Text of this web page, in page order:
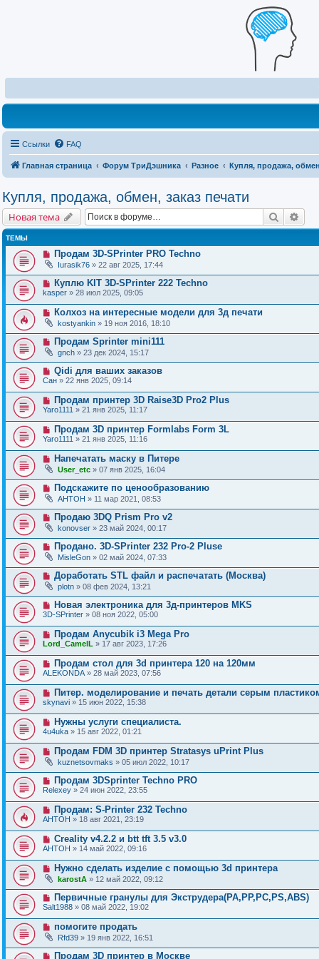
Ссылки FAQ
Главная страница Форум ТриДэшника Разное Купля, продажа,
Купля, продажа, обмен, заказ печати
Новая тема Поиск
ТЕМЫ
Продам 3D-SPrinter PRO Techno
Iurasik76 » 22 авг 2025, 17:44
Куплю KIT 3D-SPrinter 222 Techno
kasper » 28 июл 2025, 09:05
Колхоз на интересные модели для 3д печати
kostyankin » 19 ноя 2016, 18:10
Продам Sprinter mini111
gnch » 23 дек 2024, 15:17
Qidi для ваших заказов
Сан » 22 янв 2025, 09:14
Продам принтер 3D Raise3D Pro2 Plus
Yaro1111 » 21 янв 2025, 11:17
Продам 3D принтер Formlabs Form 3L
Yaro1111 » 21 янв 2025, 11:16
Напечатать маску в Питере
User_etc » 07 янв 2025, 16:04
Подскажите по ценообразованию
AHTOH » 11 мар 2021, 08:53
Продаю 3DQ Prism Pro v2
konovser » 23 май 2024, 00:17
Продано. 3D-SPrinter 232 Pro-2 Pluse
MisleGon » 02 май 2024, 07:33
Доработать STL файл и распечатать (Москва)
plotn » 08 фев 2024, 13:21
Новая электроника для 3д-принтеров MKS
3D-SPrinter » 08 ноя 2022, 05:00
Продам Anycubik i3 Mega Pro
Lord_CamelL » 17 авг 2023, 17:26
Продам стол для 3d принтера 120 на 120мм
ALEKONDA » 28 май 2023, 07:56
Питер. моделирование и печать детали серым
skynavi » 15 июн 2022, 15:38
Нужны услуги специалиста.
4u4uka » 15 авг 2022, 01:21
Продам FDM 3D принтер Stratasys uPrint Plus
kuznetsovmaks » 05 июл 2022, 10:17
Продам 3DSprinter Techno PRO
Relexey » 24 июн 2022, 23:55
Продам: S-Printer 232 Techno
AHTOH » 18 авг 2021, 23:19
Creality v4.2.2 и btt tft 3.5 v3.0
AHTOH » 14 май 2022, 09:16
Нужно сделать изделие с помощью 3d принтера
karostA » 12 май 2022, 09:12
Первичные гранулы для Экструдера(PA,PP,PC,PS,ABS)
Salt1988 » 08 май 2022, 19:02
помогите продать
Rfd39 » 19 янв 2022, 16:51
Продам 3D принтер в Москве